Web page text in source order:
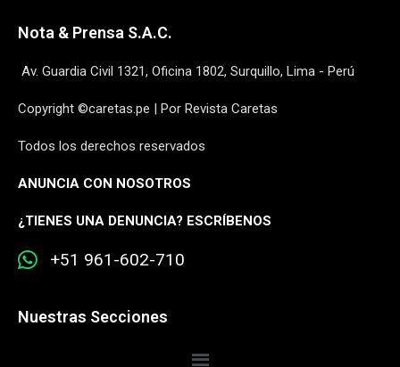
Nota & Prensa S.A.C.
Av. Guardia Civil 1321, Oficina 1802, Surquillo, Lima - Perú
Copyright ©caretas.pe | Por Revista Caretas
Todos los derechos reservados
ANUNCIA CON NOSOTROS
¿TIENES UNA DENUNCIA? ESCRÍBENOS
+51 961-602-710
Nuestras Secciones